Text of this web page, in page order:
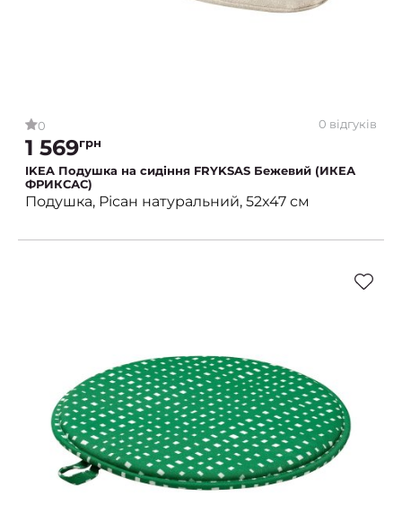
0 0 відгуків
1 569грн
IKEA Подушка на сидіння FRYKSAS Бежевий (ИКЕА
ФРИКСАС)
Подушка, Рісан натуральний, 52x47 см